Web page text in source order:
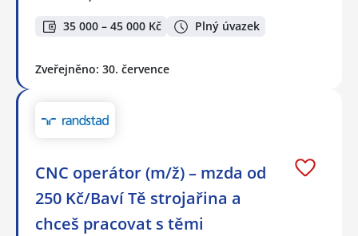
35 000 – 45 000 Kč Plný úvazek
Zveřejněno: 30. července
CNC operátor (m/ž) – mzda od
250 Kč/Baví Tě strojařina a
chceš pracovat s těmi